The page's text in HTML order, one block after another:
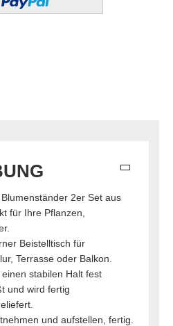
2er Set aus
für Ihre Pflanzen,
Beistelltisch für
Terrasse oder Balkon.
stabilen Halt fest
und wird fertig
und aufstellen, fertig.